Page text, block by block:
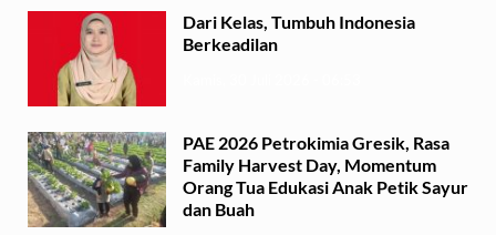
Dari Kelas, Tumbuh Indonesia
Berkeadilan
PAE 2026 Petrokimia Gresik, Rasa
Family Harvest Day, Momentum
Orang Tua Edukasi Anak Petik Sayur
dan Buah